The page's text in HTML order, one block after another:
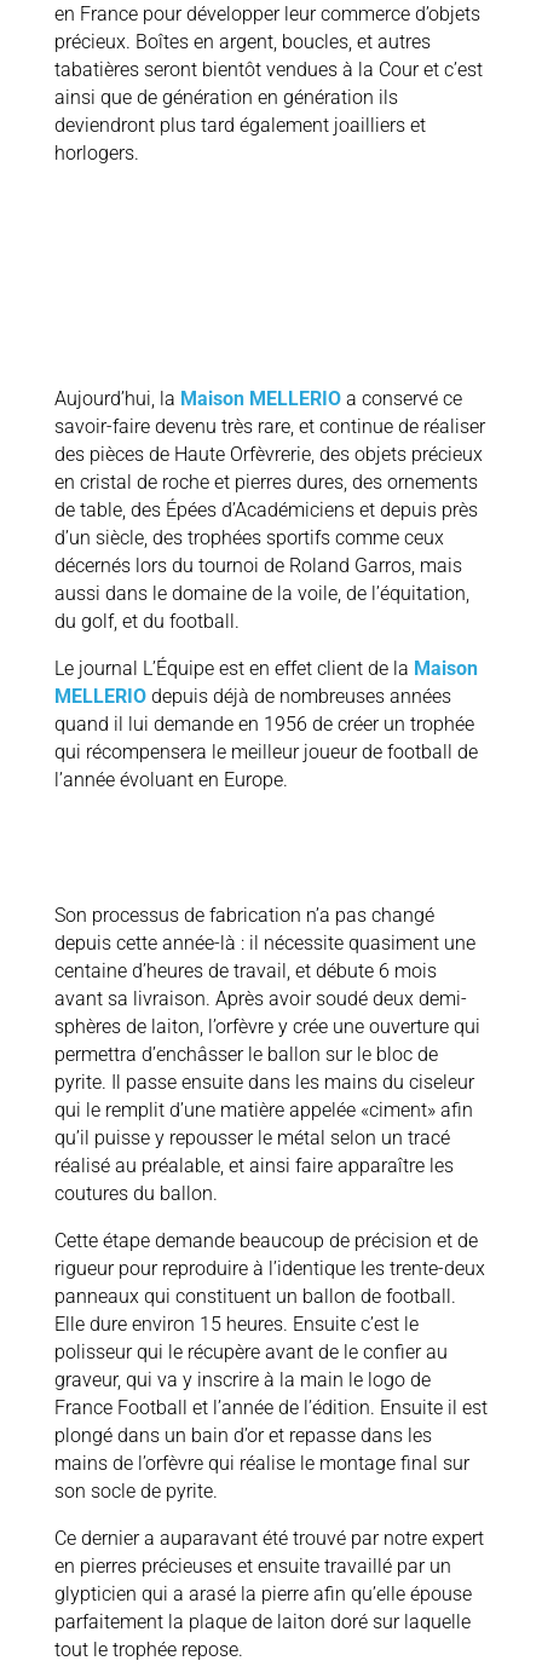
en France pour développer leur commerce d’objets
précieux. Boîtes en argent, boucles, et autres
tabatières seront bientôt vendues à la Cour et c’est
ainsi que de génération en génération ils
deviendront plus tard également joailliers et
horlogers.
Aujourd’hui, la Maison MELLERIOa conservé ce
savoir-faire devenu très rare, et continue de réaliser
des pièces de Haute Orfèvrerie, des objets précieux
en cristal de roche et pierres dures, des ornements
de table, des Épées d’Académiciens et depuis près
d’un siècle, des trophées sportifs comme ceux
décernés lors du tournoi de Roland Garros, mais
aussi dans le domaine de la voile, de l’équitation,
du golf, et du football.
Le journal L’Équipe est en effet client de la Maison
MELLERIO depuis déjà de nombreuses années
quand il lui demande en 1956 de créer un trophée
qui récompensera le meilleur joueur de football de
l’année évoluant en Europe.
Son processus de fabrication n’a pas changé
depuis cette année-là : il nécessite quasiment une
centaine d’heures de travail, et débute 6 mois
avant sa livraison. Après avoir soudé deux demi-
sphères de laiton, l’orfèvre y crée une ouverture qui
permettra d’enchâsser le ballon sur le bloc de
pyrite. Il passe ensuite dans les mains du ciseleur
qui le remplit d’une matière appelée «ciment» afin
qu’il puisse y repousser le métal selon un tracé
réalisé au préalable, et ainsi faire apparaître les
coutures du ballon.
Cette étape demande beaucoup de précision et de
rigueur pour reproduire à l’identique les trente-deux
panneaux qui constituent un ballon de football.
Elle dure environ 15 heures. Ensuite c’est le
polisseur qui le récupère avant de le confier au
graveur, qui va y inscrire à la main le logo de
France Football et l’année de l’édition. Ensuite il est
plongé dans un bain d’or et repasse dans les
mains de l’orfèvre qui réalise le montage final sur
son socle de pyrite.
Ce dernier a auparavant été trouvé par notre expert
en pierres précieuses et ensuite travaillé par un
glypticien qui a arasé la pierre afin qu’elle épouse
parfaitement la plaque de laiton doré sur laquelle
tout le trophée repose.